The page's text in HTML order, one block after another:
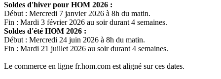
Soldes d'hiver pour HOM 2026 :
Début : Mercredi 7 janvier 2026 à 8h du matin.
Fin : Mardi 3 février 2026 au soir durant 4 semaines.
Soldes d'été HOM 2026 :
Début : Mercredi 24 juin 2026 à 8h du matin.
Fin : Mardi 21 juillet 2026 au soir durant 4 semaines.
Le commerce en ligne fr.hom.com est aligné sur ces dates.